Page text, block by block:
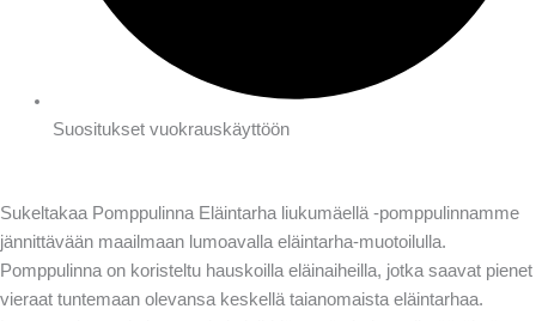
Suositukset vuokrauskäyttöön
Sukeltakaa Pomppulinna Eläintarha liukumäellä -pomppulinnamme
jännittävään maailmaan lumoavalla eläintarha-muotoilulla.
Pomppulinna on koristeltu hauskoilla eläinaiheilla, jotka saavat pienet
vieraat tuntemaan olevansa keskellä taianomaista eläintarhaa.